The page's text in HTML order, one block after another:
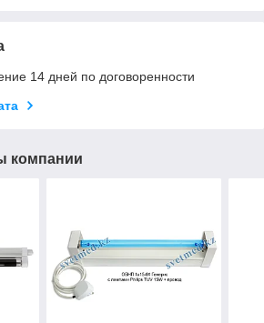
14 дней по договоренности
компании